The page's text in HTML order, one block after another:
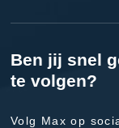
Ben jij snel
te volgen?
Volg Max op